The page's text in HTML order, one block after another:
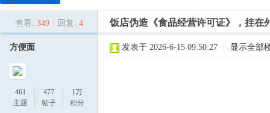
查看: 349 回复: 4 饭店伪造《食品经营许可证》，挂在
方便面
461
主题
477
帖子
1万
积分
发表于 2026-6-15 09:50:27 显示全部